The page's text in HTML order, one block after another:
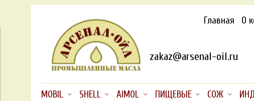
Главная О
zakaz@arsenal-oil.ru
MOBIL SHELL AIMOL ПИЩЕВЫЕ СОЖ